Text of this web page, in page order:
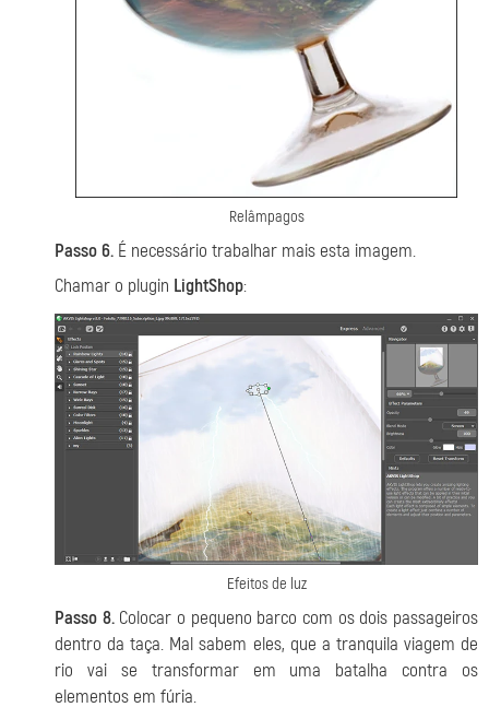
Relâmpagos
Passo 6. É necessário trabalhar mais esta imagem.
Chamar o plugin LightShop:
Efeitos de luz
Passo 8.Colocar o pequeno barco com os dois passageiros
dentro da taça. Mal sabem eles, que a tranquila viagem de
rio vai se transformar em uma batalha contra os
elementos em fúria.